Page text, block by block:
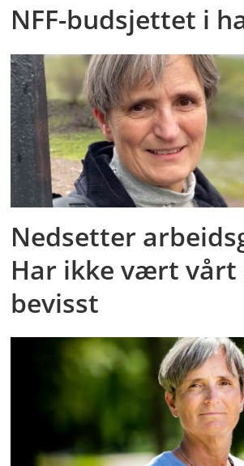
NFF-budsjettet i
Nedsetter
Har ikke vært vårt
bevisst